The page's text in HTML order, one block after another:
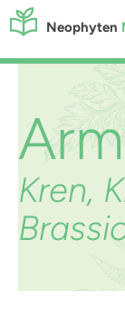
Neophyten
Kren,